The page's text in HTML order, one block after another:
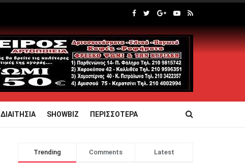
ΔΙΑΙΤΗΣΙΑ SHOWBIZ ΠΕΡΙΣΣΟΤΕΡΑ
Trending Comments Latest